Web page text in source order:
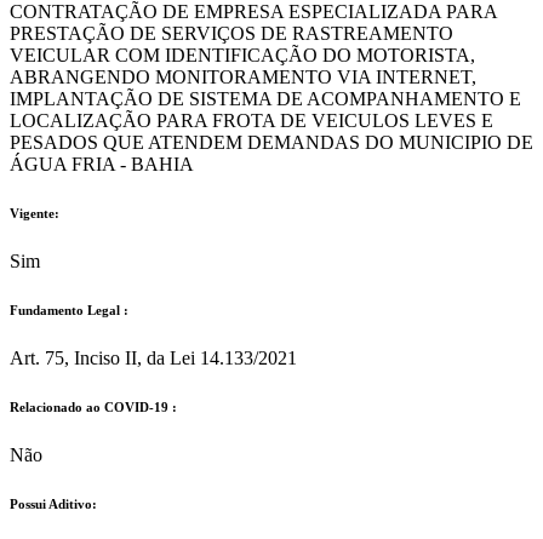
CONTRATAÇÃO DE EMPRESA ESPECIALIZADA PARA
PRESTAÇÃO DE SERVIÇOS DE RASTREAMENTO
VEICULAR COM IDENTIFICAÇÃO DO MOTORISTA,
ABRANGENDO MONITORAMENTO VIA INTERNET,
IMPLANTAÇÃO DE SISTEMA DE ACOMPANHAMENTO E
LOCALIZAÇÃO PARA FROTA DE VEICULOS LEVES E
PESADOS QUE ATENDEM DEMANDAS DO MUNICIPIO DE
ÁGUA FRIA - BAHIA
Vigente:
Sim
Fundamento Legal :​
Art. 75, Inciso II, da Lei 14.133/2021
Relacionado ao COVID-19 :​
Não
Possui Aditivo:​